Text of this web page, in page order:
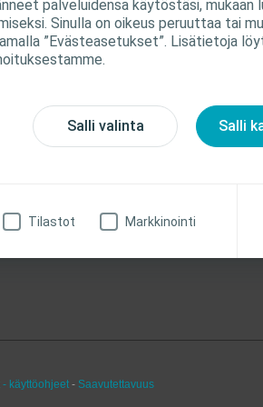
palveluidensa käytöstäsi, mukaan
Sinulla on oikeus peruuttaa tai
”Evästeasetukset”. Lisätietoja
Salli valinta Salli
Tilastot Markkinointi
Lisätietoja Urologia
käyttöohjeet - Saavutettavuus